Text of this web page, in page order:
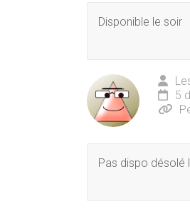
Disponible le soir
5
Pas dispo désolé